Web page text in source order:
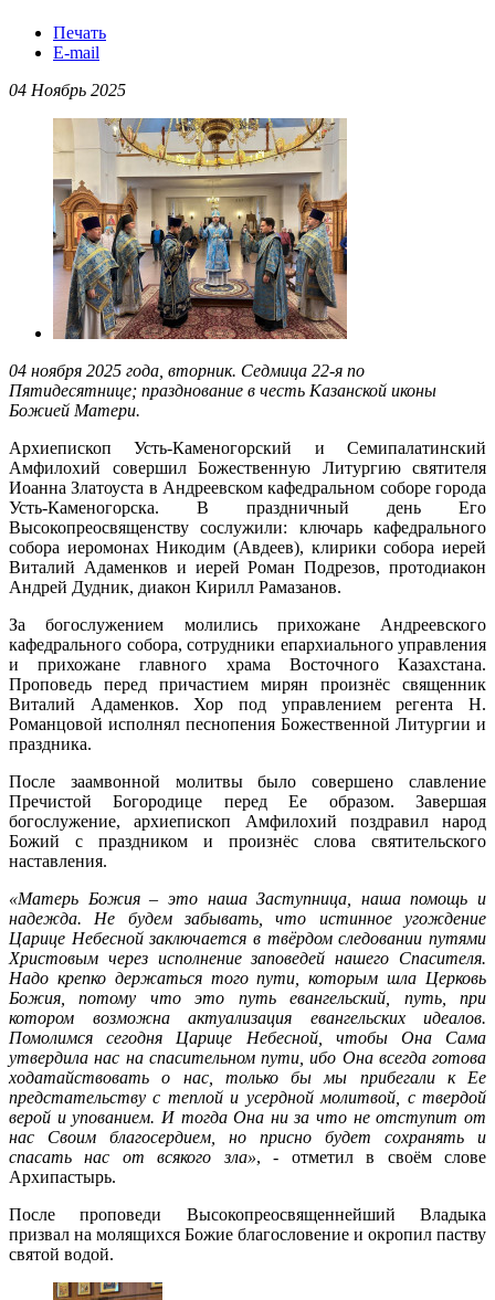
Печать
E-mail
04 Ноябрь 2025
04 ноября 2025 года, вторник. Седмица 22-я по
Пятидесятнице; празднование в честь Казанской иконы
Божией Матери.
Архиепископ Усть-Каменогорский и Семипалатинский
Амфилохий совершил Божественную Литургию святителя
Иоанна Златоуста в Андреевском кафедральном соборе города
Усть-Каменогорска. В праздничный день Его
Высокопреосвященству сослужили: ключарь кафедрального
собора иеромонах Никодим (Авдеев), клирики собора иерей
Виталий Адаменков и иерей Роман Подрезов, протодиакон
Андрей Дудник, диакон Кирилл Рамазанов.
За богослужением молились прихожане Андреевского
кафедрального собора, сотрудники епархиального управления
и прихожане главного храма Восточного Казахстана.
Проповедь перед причастием мирян произнёс священник
Виталий Адаменков. Хор под управлением регента Н.
Романцовой исполнял песнопения Божественной Литургии и
праздника.
После заамвонной молитвы было совершено славление
Пречистой Богородице перед Ее образом. Завершая
богослужение, архиепископ Амфилохий поздравил народ
Божий с праздником и произнёс слова святительского
наставления.
«Матерь Божия – это наша Заступница, наша помощь и
надежда. Не будем забывать, что истинное угождение
Царице Небесной заключается в твёрдом следовании путями
Христовым через исполнение заповедей нашего Спасителя.
Надо крепко держаться того пути, которым шла Церковь
Божия, потому что это путь евангельский, путь, при
котором возможна актуализация евангельских идеалов.
Помолимся сегодня Царице Небесной, чтобы Она Сама
утвердила нас на спасительном пути, ибо Она всегда готова
ходатайствовать о нас, только бы мы прибегали к Ее
предстательству с теплой и усердной молитвой, с твердой
верой и упованием. И тогда Она ни за что не отступит от
нас Своим благосердием, но присно будет сохранять и
спасать нас от всякого зла», - отметил в своём слове
Архипастырь.
После проповеди Высокопреосвященнейший Владыка
призвал на молящихся Божие благословение и окропил паству
святой водой.